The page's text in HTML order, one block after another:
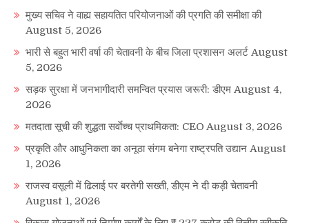
मुख्य सचिव ने वाह्य सहायतित परियोजनाओं की प्रगति की समीक्षा की
August 5, 2026
भारी से बहुत भारी वर्षा की चेतावनी के बीच जिला प्रशासन अलर्ट August
5, 2026
सड़क सुरक्षा में जनभागीदारी समन्वित प्रयास जरूरी: डीएम August 4,
2026
मतदाता सूची की शुद्धता सर्वाेच्च प्राथमिकता: CEO August 3, 2026
प्रकृति और आधुनिकता का अनूठा संगम बनेगा राष्ट्रपति उद्यान August
1, 2026
राजस्व वसूली में ढिलाई पर बरतेगी सख्ती, डीएम ने दी कड़ी चेतावनी
August 1, 2026